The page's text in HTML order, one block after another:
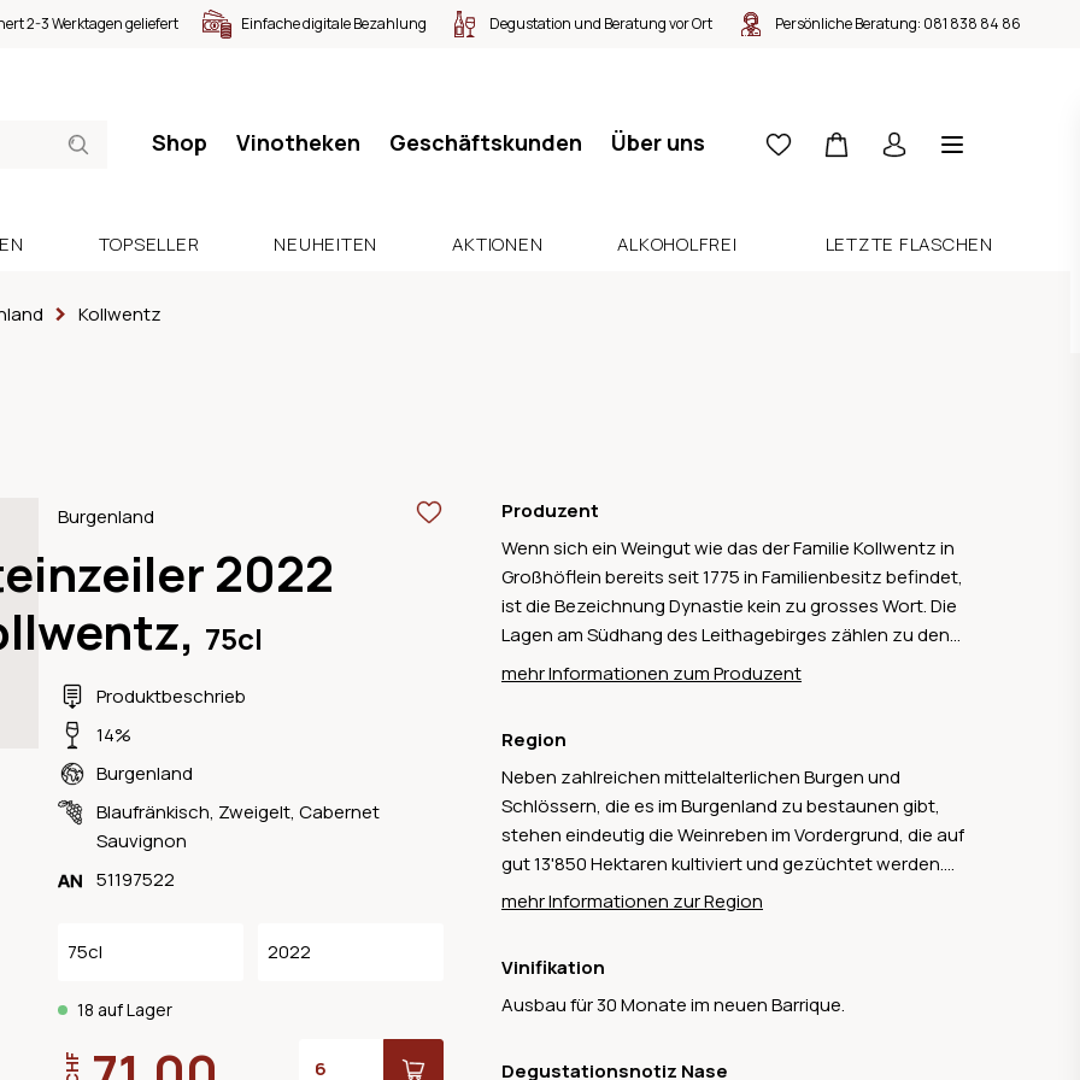
2-3 Werktagen geliefert Einfache digitale Bezahlung Degustation und Beratung vor Ort Persönliche Beratung: 081 838 84 86
Shop Vinotheken Geschäftskunden Über uns
TOPSELLER NEUHEITEN AKTIONEN ALKOHOLFREI LETZTE FLASCHEN
Kollwentz
Burgenland
2022
75cl
Produktbeschrieb
14%
Burgenland
Blaufränkisch, Zweigelt, Cabernet
Sauvignon
51197522
75cl 2022
18 auf Lager
CHF
Produzent
Wenn sich ein Weingut wie das der Familie Kollwentz in
Großhöflein bereits seit 1775 in Familienbesitz befindet,
ist die Bezeichnung Dynastie kein zu grosses Wort. Die
Lagen am Südhang des Leithagebirges zählen zu den
ältesten und besten des Landes. Klingende Namen wie
Weingärten erwähnt. Die Familie Kollwentz pflegt hier
den Weingutsgedanken in seiner reinsten Form: eigene
Weinberge, eigene Trauben, eigener Wein.
mehr Informationen zum Produzent
Region
Neben zahlreichen mittelalterlichen Burgen und
Schlössern, die es im Burgenland zu bestaunen gibt,
stehen eindeutig die Weinreben im Vordergrund, die auf
gut 13'850 Hektaren kultiviert und gezüchtet werden.
Das Weinbaugebiet ist relativ schlank und befindet sich
heiss. Das Weinbaugebiet ist bekannt für seine
Rotweine von der Sorte Blaufränkisch sowie für die
mehr Informationen zur Region
Vinifikation
Ausbau für 30 Monate im neuen Barrique.
Degustationsnotiz Nase